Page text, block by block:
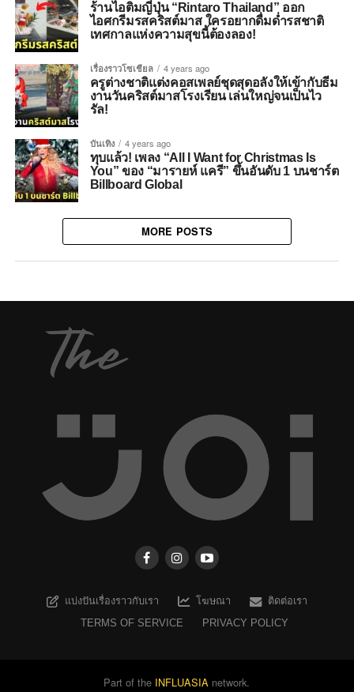
ร้านไอติมญี่ปุ่น “Rintaro Thailand” ออก
ไอศกรีมรสคริสต์มาส ใครอยากดื่มด่ำรสชาติ
เทศกาลแห่งความสุขนี้ต้องลอง!
เรื่องราวโซเชียล 4 years ago
ครูต่างชาติแต่งคอสเพลย์ชุดสุดอลังให้เข้ากับธีม
งานวันคริสต์มาสโรงเรียน เล่นใหญ่จนเป็นไว
รัล!
บันเทิง 4 years ago
ทุบแล้ว! เพลง “All I Want for Christmas Is
You” ของ “มารายห์ แครี” ขึ้นอันดับ 1 บนชาร์ต
Billboard Global
MORE POSTS
แบ่งปันเรื่องราวกับเรา โฆษณา
ติดต่อเรา
TERMS OF SERVICE
PRIVACY POLICY
Part of the INFLUASIA network.